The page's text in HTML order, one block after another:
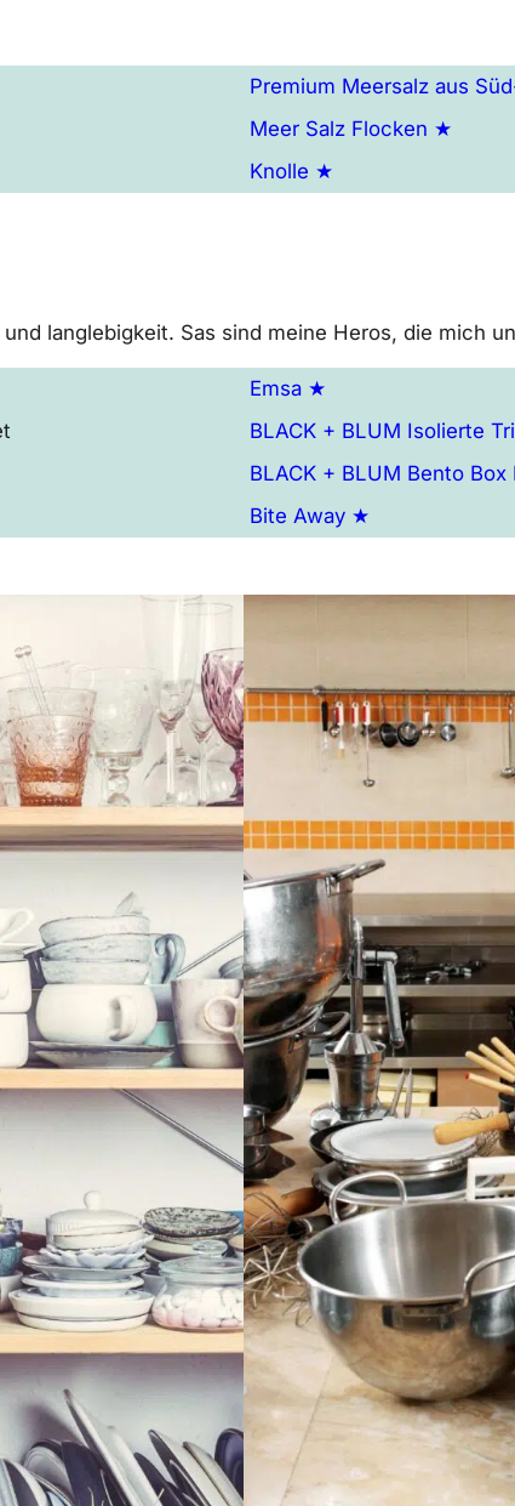
Premium Meersalz aus
Meer Salz Flocken ★
Knolle ★
langlebigkeit. Sas sind meine Heros, die mich
Emsa ★
BLACK + BLUM Isolierte
BLACK + BLUM Bento
Bite Away ★